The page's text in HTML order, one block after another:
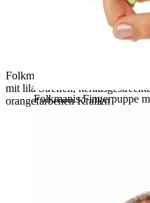
Folkmanis Fingerpuppe mini
mit lila Streifen,
orangefarbenen Krallen
Folkmanis Fingerpuppe